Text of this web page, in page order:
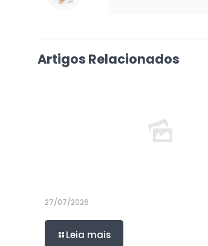
Artigos Relacionados
27/07/2026
Leia mais